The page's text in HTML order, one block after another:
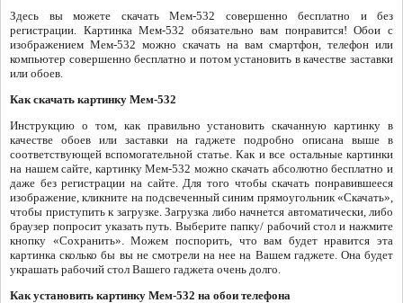
Здесь вы можете скачать Мем-532 совершенно бесплатно и без
регистрации. Картинка Мем-532 обязательно вам понравится! Обои с
изображением Мем-532 можно скачать на вам смартфон, телефон или
компьютер совершенно бесплатно и потом установить в качестве заставки
или обоев.
Как скачать картинку Мем-532
Инструкцию о том, как правильно установить скачанную картинку в
качестве обоев или заставки на гаджете подробно описана выше в
соответствующей вспомогательной статье. Как и все остальные картинки
на нашем сайте, картинку Мем-532 можно скачать абсолютно бесплатно и
даже без регистрации на сайте. Для того чтобы скачать понравившееся
изображение, кликните на подсвеченный синим прямоугольник «Скачать»,
чтобы приступить к загрузке. Загрузка либо начнется автоматически, либо
браузер попросит указать путь. Выберите папку/ рабочий стол и нажмите
кнопку «Сохранить». Можем поспорить, что вам будет нравится эта
картинка сколько бы вы не смотрели на нее на Вашем гаджете. Она будет
украшать рабочий стол Вашего гаджета очень долго.
Как установить картинку Мем-532 на обои телефона